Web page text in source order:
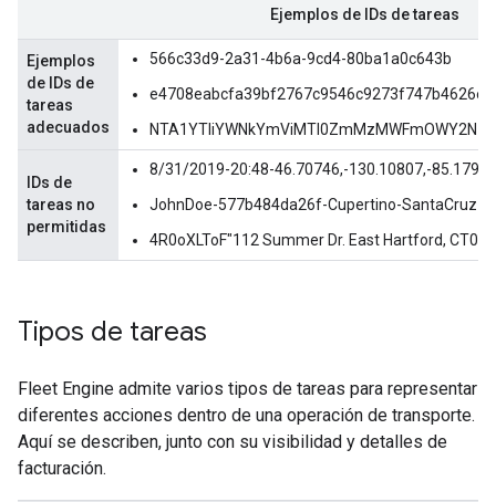
Ejemplos de IDs de tareas
Ejemplos
de IDs de
tareas
adecuados
566c33d9-2a31-4b6a-9cd4-80ba1a0c643b
IDs de
tareas no
permitidas
8/31/2019-20:48-46.70746,-130.10807,-
JohnDoe-577b484da26f-Cupertino-SantaCruz
4R0oXLToF"112 Summer Dr. East Hartford,
Tipos de tareas
Fleet Engine admite varios tipos de tareas para representar
diferentes acciones dentro de una operación de transporte.
Aquí se describen, junto con su visibilidad y detalles de
facturación.